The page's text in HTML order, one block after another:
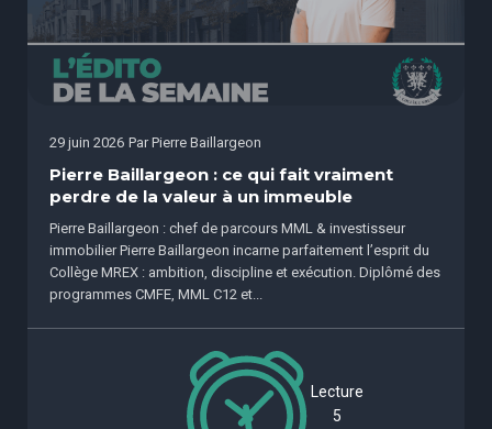
29 juin 2026 Par Pierre Baillargeon
Pierre Baillargeon : ce qui fait vraiment
perdre de la valeur à un immeuble
Pierre Baillargeon : chef de parcours MML & investisseur
immobilier Pierre Baillargeon incarne parfaitement l’esprit du
Collège MREX : ambition, discipline et exécution. Diplômé des
programmes CMFE, MML C12 et...
Lecture
5